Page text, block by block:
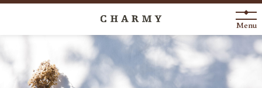
New Arrival
Menu